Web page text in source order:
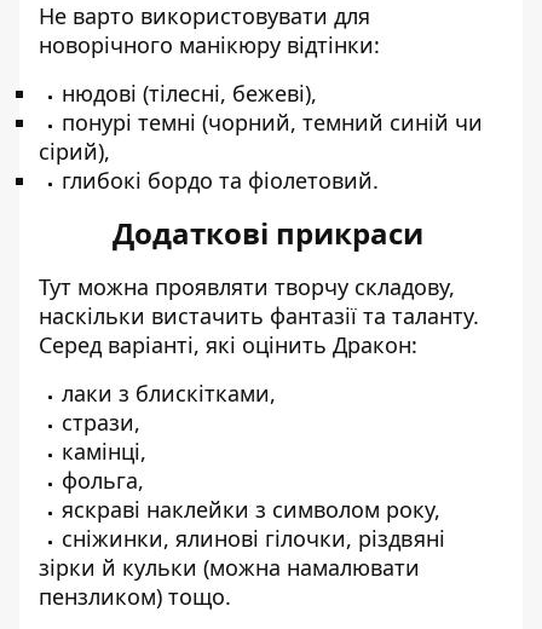
Не варто використовувати для
новорічного манікюру відтінки:
нюдові (тілесні, бежеві),
понурі темні (чорний, темний синій чи
сірий),
глибокі бордо та фіолетовий.
Додаткові прикраси
Тут можна проявляти творчу складову,
наскільки вистачить фантазії та таланту.
Серед варіанті, які оцінить Дракон:
лаки з блискітками,
стрази,
камінці,
фольга,
яскраві наклейки з символом року,
сніжинки, ялинові гілочки, різдвяні
зірки й кульки (можна намалювати
пензликом) тощо.